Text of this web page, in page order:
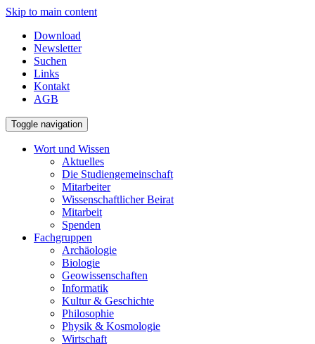
Skip to main content
Download
Newsletter
Suchen
Links
Kontakt
AGB
Toggle navigation
Wort und Wissen
Aktuelles
Die Studiengemeinschaft
Mitarbeiter
Wissenschaftlicher Beirat
Mitarbeit
Spenden
Fachgruppen
Archäologie
Biologie
Geowissenschaften
Informatik
Kultur & Geschichte
Philosophie
Physik & Kosmologie
Wirtschaft